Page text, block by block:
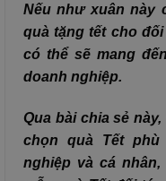
Nếu như xuân này
quà tặng tết cho
có thể sẽ mang
doanh nghiệp.
Qua bài chia sẻ
chọn quà Tết
nghiệp và cá